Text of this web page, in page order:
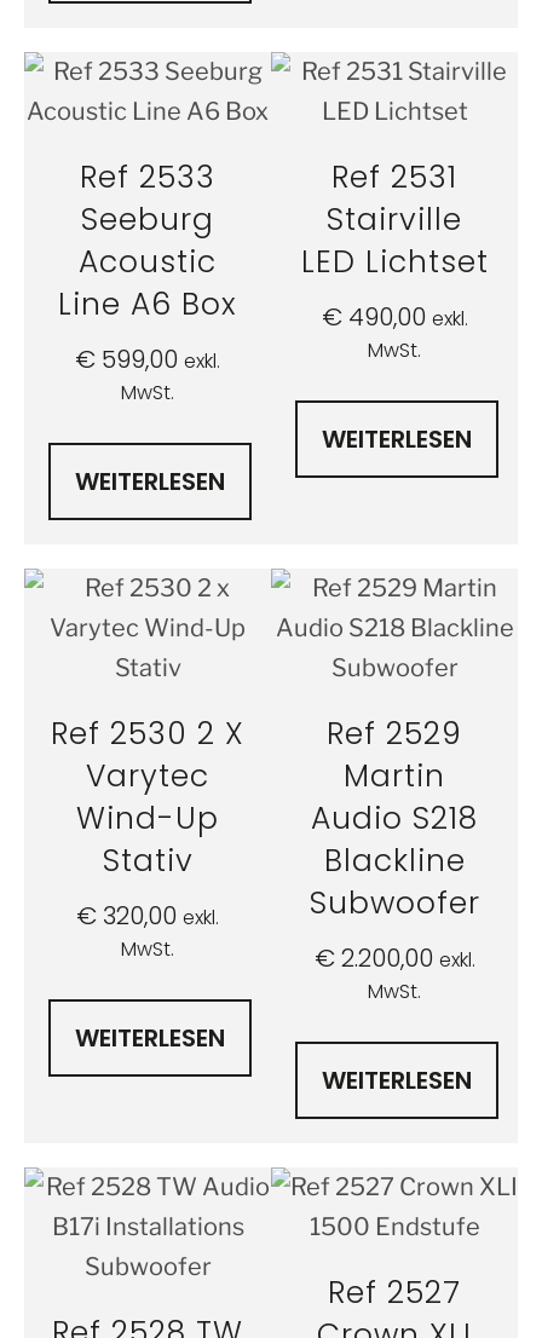
Ref 2533
Seeburg
Acoustic
Line A6 Box
€ 599,00 exkl.
MwSt.
WEITERLESEN
Ref 2531
Stairville
LED Lichtset
€490,00 exkl.
MwSt.
WEITERLESEN
Ref 2530 2 X
Varytec
Wind-Up
Stativ
€ 320,00 exkl.
MwSt.
WEITERLESEN
Ref 2529
Martin
Audio S218
Blackline
Subwoofer
€2.200,00 exkl.
MwSt.
WEITERLESEN
Ref 2527